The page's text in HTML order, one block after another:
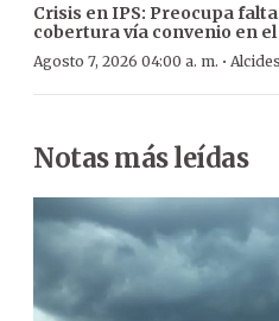
Crisis en IPS: Preocupa
cobertura vía convenio en el
Agosto 7, 2026 04:00 a. m. ·
Notas más leídas